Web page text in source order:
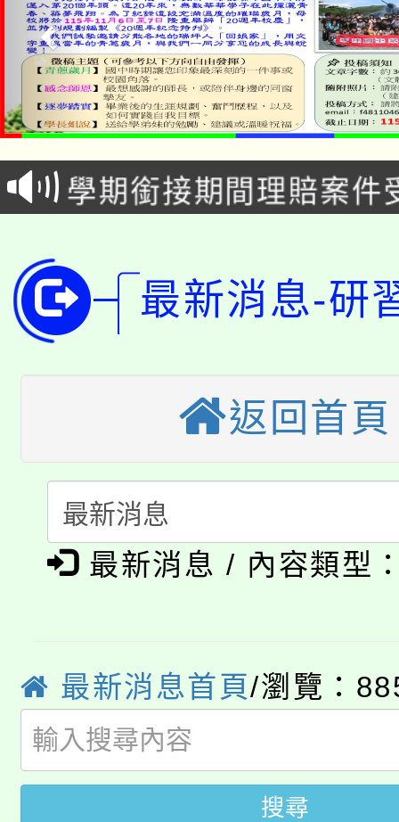
淨零綠生活教案入校路
會
115年食農教育專業人
程
學期銜接期間理賠案件
版
淨零綠領人才培育課程
公告本校115學年度第
代理(課)教師甄選結果(
「2026金融保險知識
生本土語及新住民語歌
公告本校115學年度第
公告本校115學年度第
代理(課)教師甄選結果(
轉知中國文化大學推廣
《TA101》溝通分析基
程，歡迎學生輔導中心
系所師生報名參加。
淨零綠生活教案入校路
會
115年食農教育專業人
學籍身 分審查程序及
版
淨零綠領人才培育課程
公告本校115學年度第
代理(課)教師甄選結果(
「2026金融保險知識
桃園市115學年度學生
最新消息-研
返回首頁
最新消息 / 內容類型
最新消息首頁/瀏覽：
搜尋